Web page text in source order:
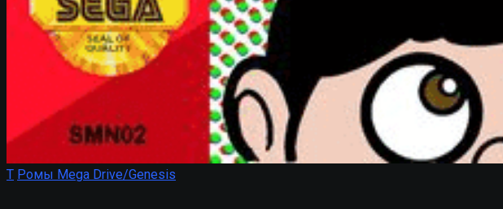
T Ромы Mega Drive/Genesis